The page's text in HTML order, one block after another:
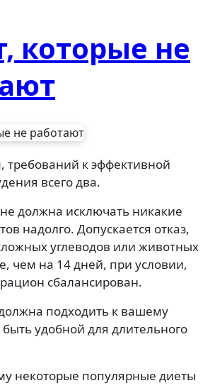
которые не
всего два.
должна исключать никакие
надолго. Допускается отказ,
углеводов или животных
чем на 14 дней, при условии,
сбалансирован.
подходить к вашему
удобной для длительного
некоторые популярные диеты